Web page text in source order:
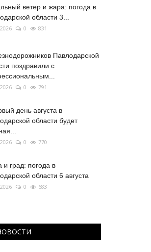
ветер и жара: погода в
области 3...
0 831
Павлодарской
поздравили с
0 791
день августа в
области будет
0 770
и град: погода в
области 6 августа
0 683